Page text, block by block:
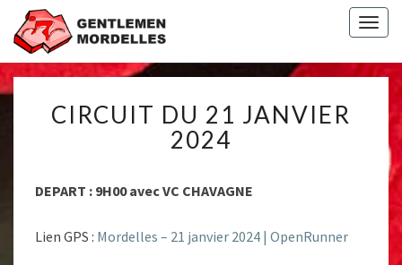
DU
21
JANVIER
CIRCUIT DU 21 JANVIER
2024
DEPART : 9H00 avec VC CHAVAGNE
Lien GPS : Mordelles – 21 janvier 2024 | OpenRunner